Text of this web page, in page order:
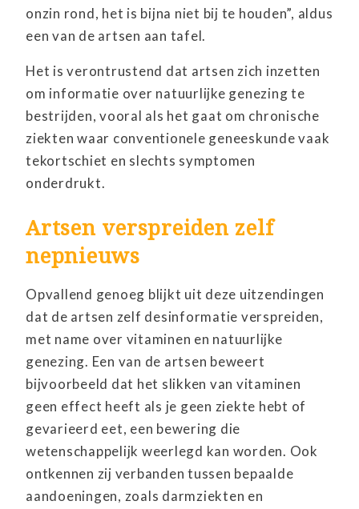
onzin rond, het is bijna niet bij te houden”, aldus
een van de artsen aan tafel.
Het is verontrustend dat artsen zich inzetten
om informatie over natuurlijke genezing te
bestrijden, vooral als het gaat om chronische
ziekten waar conventionele geneeskunde vaak
tekortschiet en slechts symptomen
onderdrukt.
Artsen verspreiden zelf
nepnieuws
Opvallend genoeg blijkt uit deze uitzendingen
dat de artsen zelf desinformatie verspreiden,
met name over vitaminen en natuurlijke
genezing. Een van de artsen beweert
bijvoorbeeld dat het slikken van vitaminen
geen effect heeft als je geen ziekte hebt of
gevarieerd eet, een bewering die
wetenschappelijk weerlegd kan worden. Ook
ontkennen zij verbanden tussen bepaalde
aandoeningen, zoals darmziekten en